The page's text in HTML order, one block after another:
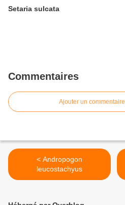
Setaria sulcata
Commentaires
Ajouter un commentaire
< Andropogon
leucostachyus